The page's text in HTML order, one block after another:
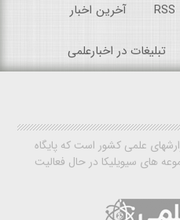
RSS آخرین اخبار
تبلیغات در اخبارعلمی
علمی کشور است که پایگاه
های سیویلیکا در حال فعالیت